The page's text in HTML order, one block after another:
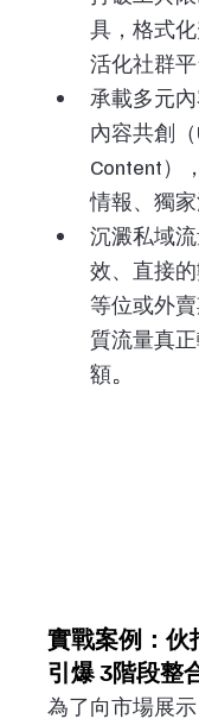
具，格式
活化社群平
承載多元
內容共創（
Content）
情報、獨
沉澱私域
效、直接
等位或外
質流量真
額。
實戰案例：伙
引爆 3階段整
為了向市場展